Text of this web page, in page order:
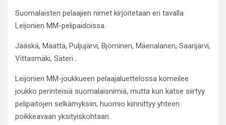
Suomalaisten pelaajien nimet kirjoitetaan eri tavalla
Leijonien MM-pelipaidoissa.
Jääskä, Määttä, Puljujärvi, Björninen, Mäenalanen, Saarijärvi,
Vittasmäki, Säteri…
Leijonien MM-joukkueen pelaajaluettelossa komeilee
joukko perinteisiä suomalaisnimiä, mutta kun katse siirtyy
pelipaitojen selkämyksiin, huomio kiinnittyy yhteen
poikkeavaan yksityiskohtaan.